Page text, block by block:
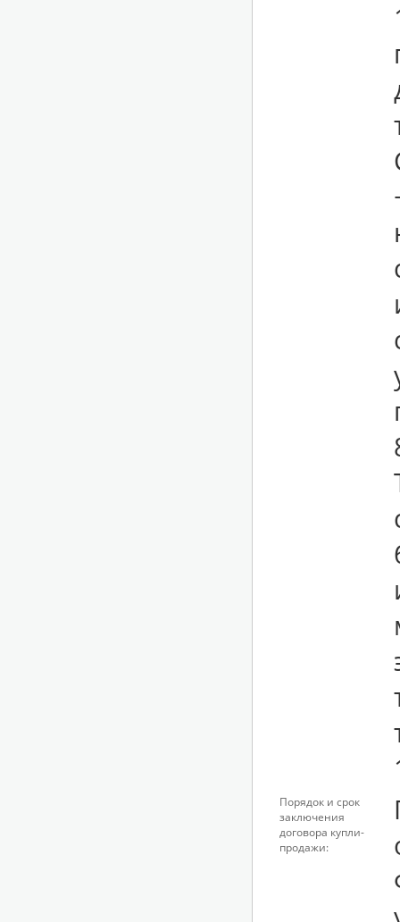
Порядок и срок
заключения
договора купли-
продажи: